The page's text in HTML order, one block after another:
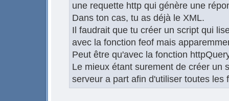
une requette http qui génère une
Dans ton cas, tu as déjà le XML.
Il faudrait que tu créer un script qui
avec la fonction feof mais
Peut être qu'avec la fonction
Le mieux étant surement de créer un
serveur a part afin d'utiliser toutes les